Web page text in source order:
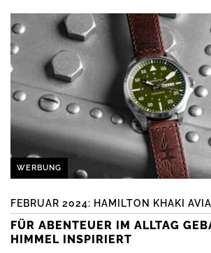
WERBUNG
FEBRUAR 2024: HAMILTON KHAKI
FÜR ABENTEUER IM ALLTAG
HIMMEL INSPIRIERT